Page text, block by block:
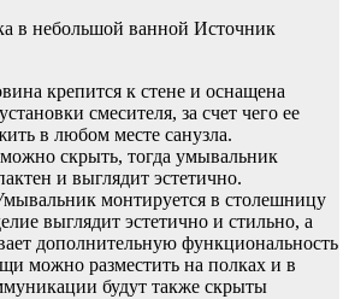
в небольшой ванной Источник
крепится к стене и оснащена
смесителя, за счет чего ее
в любом месте санузла.
скрыть, тогда умывальник
и выглядит эстетично.
монтируется в столешницу
выглядит эстетично и стильно, а
дополнительную функциональность
можно разместить на полках и в
будут также скрыты